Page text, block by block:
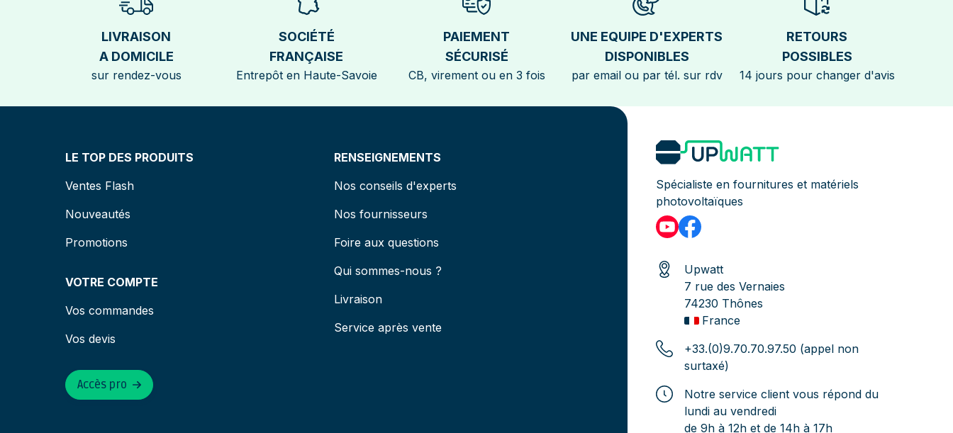
LIVRAISON
A DOMICILE
sur rendez-vous
SOCIÉTÉ
FRANÇAISE
Entrepôt en Haute-Savoie
PAIEMENT
SÉCURISÉ
CB, virement ou en 3 fois
UNE EQUIPE D'EXPERTS
DISPONIBLES
par email ou par tél. sur rdv
RETOURS
POSSIBLES
14 jours pour changer d'avis
LE TOP DES PRODUITS
Ventes Flash
Nouveautés
Promotions
VOTRE COMPTE
Vos commandes
Vos devis
RENSEIGNEMENTS
Nos conseils d'experts
Nos fournisseurs
Foire aux questions
Qui sommes-nous ?
Livraison
Service après vente
Accès pro
Spécialiste en fournitures et matériels
photovoltaïques
Upwatt
7 rue des Vernaies
74230 Thônes
France
+33.(0)9.70.70.97.50 (appel non
surtaxé)
Notre service client vous répond du
lundi au vendredi
de 9h à 12h et de 14h à 17h